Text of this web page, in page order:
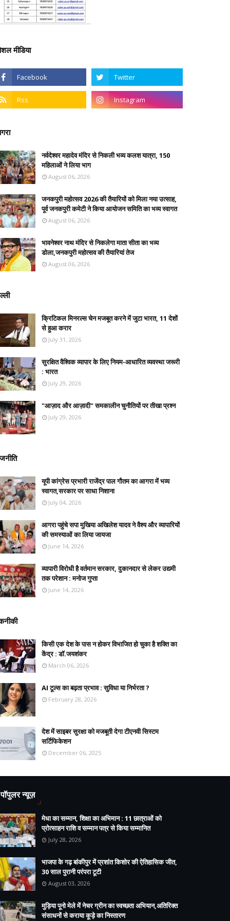
मीडिया
नर्वदेश्वर महादेव मंदिर से निकली भव्य कलश यात्रा, 150
महिलाओं ने लिया भाग
August 06, 2026
जनकपुरी महोत्सव 2026 की तैयारियों को मिला नया उत्साह,
पूर्व जनकपुरी कमेटी ने किया आयोजन समिति का भव्य स्वागत
August 06, 2026
भावनेश्वर नाथ मंदिर से निकलेगा माता सीता का भव्य
डोला,जनकपुरी महोत्सव की तैयारियां तेज
August 06, 2026
क्रिटिकल मिनरल्स चेन मजबूत करने में जुटा भारत, 11 देशों
से हुआ करार
July 31, 2026
सुरक्षित वैश्विक व्यापार के लिए नियम-आधारित व्यवस्था जरूरी
: भारत
July 29, 2026
"आज़ाद और आज़ादी" समकालीन चुनौतियों पर तीखा प्रश्न
July 29, 2026
यूपी कांग्रेस प्रभारी राजेंद्र पाल गौतम का आगरा में भव्य
स्वागत,सरकार पर साधा निशाना
July 04, 2026
आगरा पहुंचे सपा मुखिया अखिलेश यादव ने वैश्य और व्यापारियों
की समस्याओं का लिया जायजा
June 14, 2026
व्यापारी विरोधी है वर्तमान सरकार, दुकानदार से लेकर उद्यमी
तक परेशान : मनोज गुप्ता
June 14, 2026
किसी एक देश के पास न होकर विभाजित हो चुका है शक्ति का
केंद्र : डॉ.जयशंकर
March 06, 2026
AI टूल्स का बढ़ता प्रभाव : सुविधा या निर्भरता ?
February 28, 2026
देश में साइबर सुरक्षा को मजबूती देगा टीएनवी सिस्टम
सर्टिफिकेशन
December 06, 2025
पॉपुलर न्यूज़
मेधा का सम्मान, शिक्षा का अभिमान : 11 छात्राओं को
प्रोत्साहन राशि व सम्मान पत्र से किया सम्मानित
July 28, 2026
भाजपा के गढ़ बांकीपुर में प्रशांत किशोर की ऐतिहासिक जीत,
30 साल पुरानी परंपरा टूटी
August 03, 2026
मुड़िया पूनो मेले में नेचर ग्रीन का स्वच्छता अभियान,अतिरिक्त
संसाधनों से कराया कूड़े का निस्तारण